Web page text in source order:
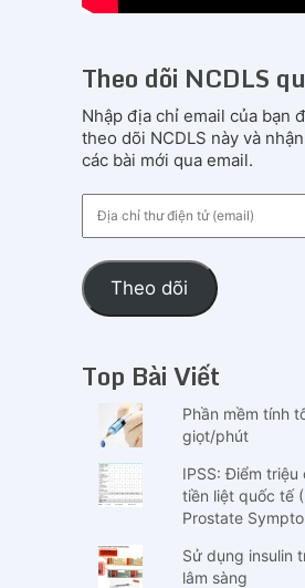
Theo dõi NCDLS
Nhập địa chỉ email của bạn
theo dõi NCDLS này và
các bài mới qua email.
chỉ
điện
tử
(email)
Theo dõi
Top Bài Viết
Phần mềm tính
giọt/phút
IPSS: Điểm
tiền liệt quốc tế
Prostate
Sử dụng insulin
lâm sàng